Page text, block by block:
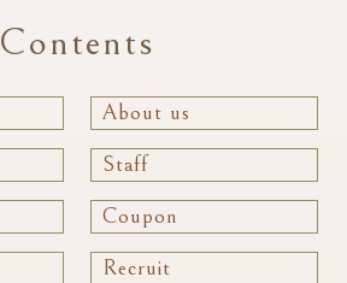
Contents
About us
Staff
Coupon
Recruit